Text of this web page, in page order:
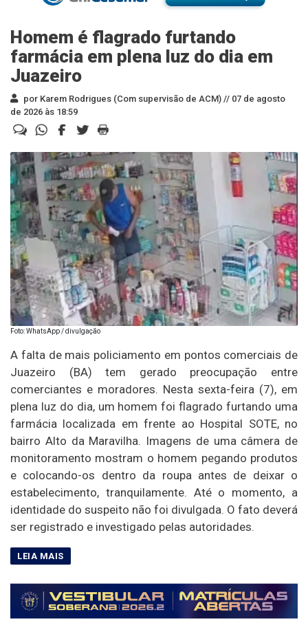
Homem é flagrado furtando
farmácia em plena luz do dia em
Juazeiro
por Karem Rodrigues (Com supervisão de ACM) // 07 de agosto
de 2026 às 18:59
Foto: WhatsApp / divulgação
A falta de mais policiamento em pontos comerciais de
Juazeiro (BA) tem gerado preocupação entre
comerciantes e moradores. Nesta sexta-feira (7), em
plena luz do dia, um homem foi flagrado furtando uma
farmácia localizada em frente ao Hospital SOTE, no
bairro Alto da Maravilha. Imagens de uma câmera de
monitoramento mostram o homem pegando produtos
e colocando-os dentro da roupa antes de deixar o
estabelecimento, tranquilamente. Até o momento, a
identidade do suspeito não foi divulgada. O fato deverá
ser registrado e investigado pelas autoridades.